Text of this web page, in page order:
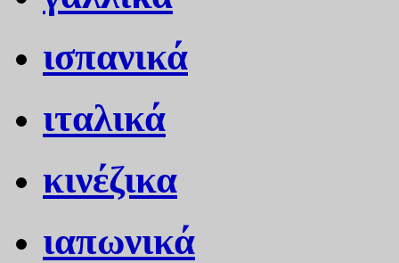
ισπανικά
ιταλικά
κινέζικα
ιαπωνικά